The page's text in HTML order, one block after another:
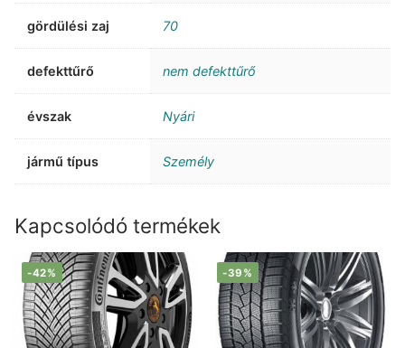
gördülési zaj 70
defekttűrő nem defekttűrő
évszak Nyári
jármű típus Személy
Kapcsolódó termékek
-42% -39%